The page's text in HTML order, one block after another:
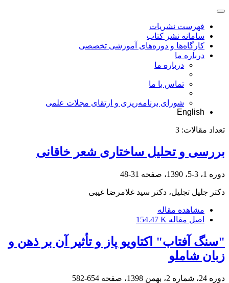
فهرست نشریات
سامانه نشر کتاب
کارگاه‌ها و دوره‌های آموزشی تخصصی
درباره ما
درباره ما
تماس با ما
شورای برنامه‌ریزی و ارتقای مجلات علمی
English
تعداد مقالات: 3
بررسی و تحلیل ساختاری شعر خاقانی
دوره 1، 3-5، 1390، صفحه 31-48
دکتر جلیل تجلیل، دکتر سید غلامرضا غیبی
مشاهده مقاله
اصل مقاله 154.47 K
"سنگ آفتاب" اکتاویو پاز و تأثیر آن بر ذهن و
زبان شاملو
دوره 24، شماره 2، بهمن 1398، صفحه 654-582